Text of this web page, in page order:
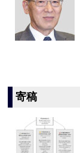
寄稿